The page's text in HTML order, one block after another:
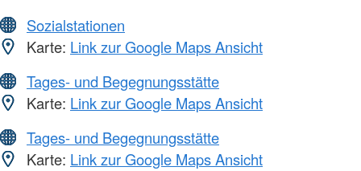
Sozialstationen
Karte: Link zur Google Maps Ansicht
Tages- und Begegnungsstätte
Karte: Link zur Google Maps Ansicht
Tages- und Begegnungsstätte
Karte: Link zur Google Maps Ansicht